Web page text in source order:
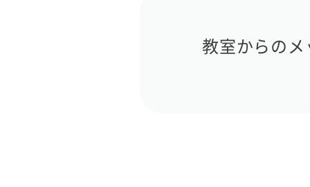
教室からのメ